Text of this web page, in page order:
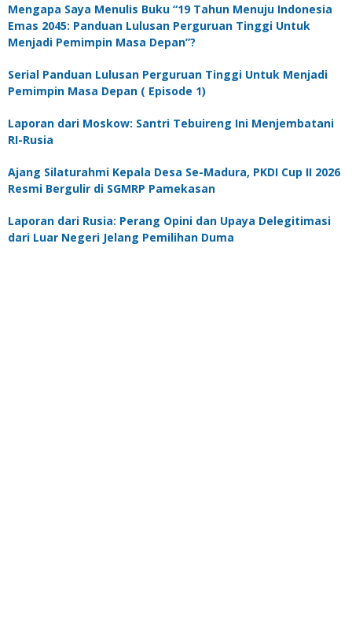
Mengapa Saya Menulis Buku “19 Tahun Menuju Indonesia
Emas 2045: Panduan Lulusan Perguruan Tinggi Untuk
Menjadi Pemimpin Masa Depan”?
Serial Panduan Lulusan Perguruan Tinggi Untuk Menjadi
Pemimpin Masa Depan ( Episode 1)
Laporan dari Moskow: Santri Tebuireng Ini Menjembatani
RI-Rusia
Ajang Silaturahmi Kepala Desa Se-Madura, PKDI Cup II 2026
Resmi Bergulir di SGMRP Pamekasan
Laporan dari Rusia: Perang Opini dan Upaya Delegitimasi
dari Luar Negeri Jelang Pemilihan Duma